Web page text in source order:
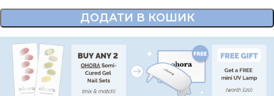
ДОДАТИ В КОШИК